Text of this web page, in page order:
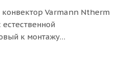
Varmann Ntherm
естественной
к монтажу
больших, доходящих